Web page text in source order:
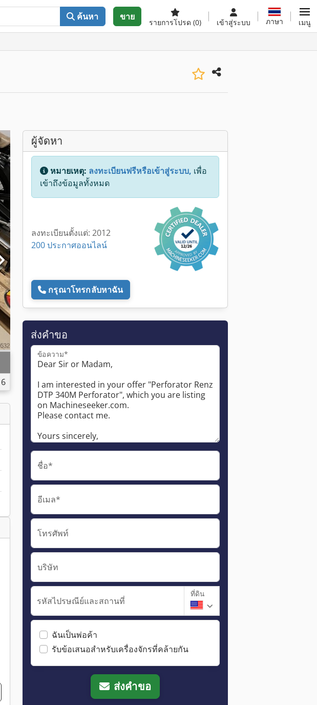
ค้นหา ขาย
รายการโปรด (0) เข้าสู่ระบบ ภาษา เมนู
6
ผู้จัดหา
หมายเหตุ: ลงทะเบียนฟรีหรือเข้าสู่ระบบ, เพื่อ
เข้าถึงข้อมูลทั้งหมด
ลงทะเบียนตั้งแต่: 2012
200 ประกาศออนไลน์
กรุณาโทรกลับหาฉัน
ส่งคำขอ
ข้อความ*
ชื่อ*
อีเมล*
โทรศัพท์
บริษัท
รหัสไปรษณีย์และสถานที่
ที่ดิน
ฉันเป็นพ่อค้า
รับข้อเสนอสำหรับเครื่องจักรที่คล้ายกัน
ส่งคำขอ